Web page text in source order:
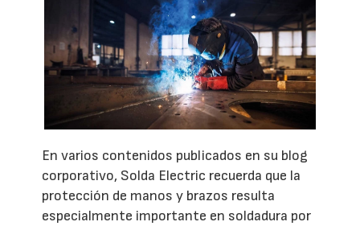
En varios contenidos publicados en su blog
corporativo, Solda Electric recuerda que la
protección de manos y brazos resulta
especialmente importante en soldadura por